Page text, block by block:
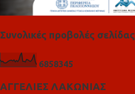
Συνολικές προβολές σελίδας
6858345
ΑΓΓΕΛΙΕΣ ΛΑΚΩΝΙΑΣ